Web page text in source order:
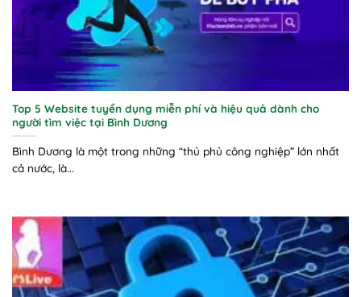
Top 5 Website tuyển dụng miễn phí và hiệu quả dành cho
người tìm việc tại Bình Dương
Bình Dương là một trong những “thủ phủ công nghiệp” lớn nhất
cả nước, là...